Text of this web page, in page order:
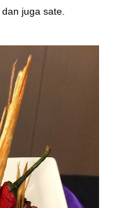
dan juga sate.